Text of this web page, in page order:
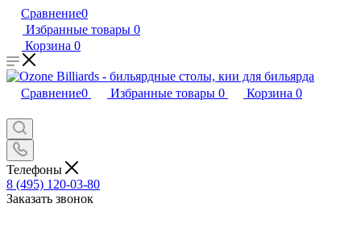
Сравнение0
Избранные товары 0
Корзина 0
Сравнение0 Избранные товары 0 Корзина 0
Телефоны
8 (495) 120-03-80
Заказать звонок